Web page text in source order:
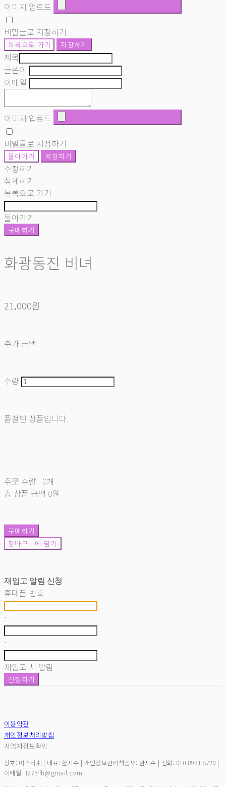
이미지 업로드
비밀글로 지정하기
목록으로 가기 저장하기
제목
글쓴이
이메일
이미지 업로드
비밀글로 지정하기
돌아가기 저장하기
수정하기
삭제하기
목록으로 가기
돌아가기
구매하기
화광동진 비녀
21,000원
추가 금액
수량
품절된 상품입니다.
주문 수량 0개
총 상품 금액 0원
구매하기
장바구니에 담기
재입고 알림 신청
휴대폰 번호
-
-
재입고 시 알림
신청하기
이용약관
개인정보처리방침
사업자정보확인
상호: 미스티쉬 | 대표: 한지수 | 개인정보관리책임자: 한지수 | 전화: 010-8931-8720 |
이메일: 1273ffh@gmail.com